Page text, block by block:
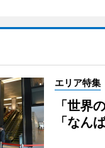
エリア特集
「世界
「なん